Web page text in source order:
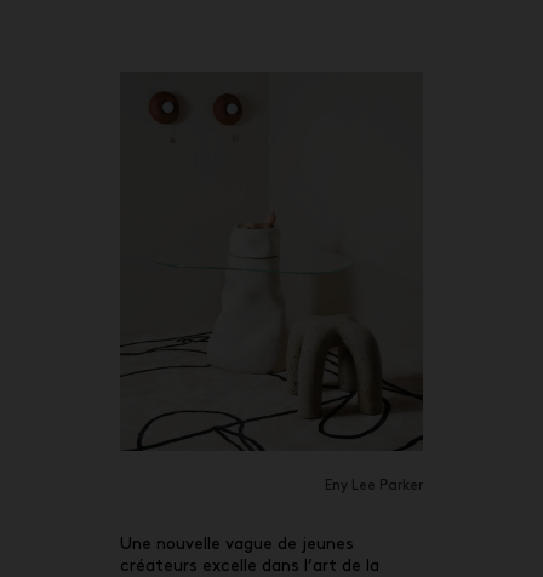
Eny Lee Parker
Une nouvelle vague de jeunes
créateurs excelle dans l’art de la